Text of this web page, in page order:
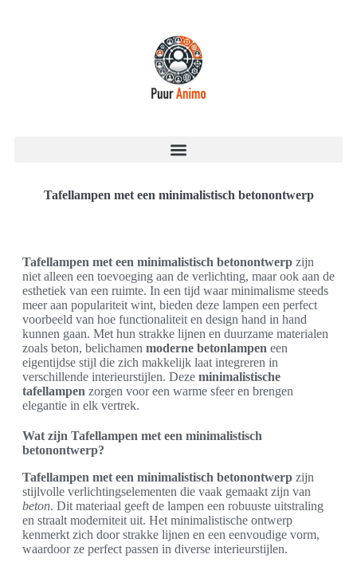
Tafellampen met een minimalistisch betonontwerp
Tafellampen met een minimalistisch betonontwerp zijn
niet alleen een toevoeging aan de verlichting, maar ook aan de
esthetiek van een ruimte. In een tijd waar minimalisme steeds
meer aan populariteit wint, bieden deze lampen een perfect
voorbeeld van hoe functionaliteit en design hand in hand
kunnen gaan. Met hun strakke lijnen en duurzame materialen
zoals beton, belichamen moderne betonlampen een
eigentijdse stijl die zich makkelijk laat integreren in
verschillende interieurstijlen. Deze minimalistische
tafellampen zorgen voor een warme sfeer en brengen
elegantie in elk vertrek.
Wat zijn Tafellampen met een minimalistisch
betonontwerp?
Tafellampen met een minimalistisch betonontwerp zijn
stijlvolle verlichtingselementen die vaak gemaakt zijn van
beton. Dit materiaal geeft de lampen een robuuste uitstraling
en straalt moderniteit uit. Het minimalistische ontwerp
kenmerkt zich door strakke lijnen en een eenvoudige vorm,
waardoor ze perfect passen in diverse interieurstijlen.